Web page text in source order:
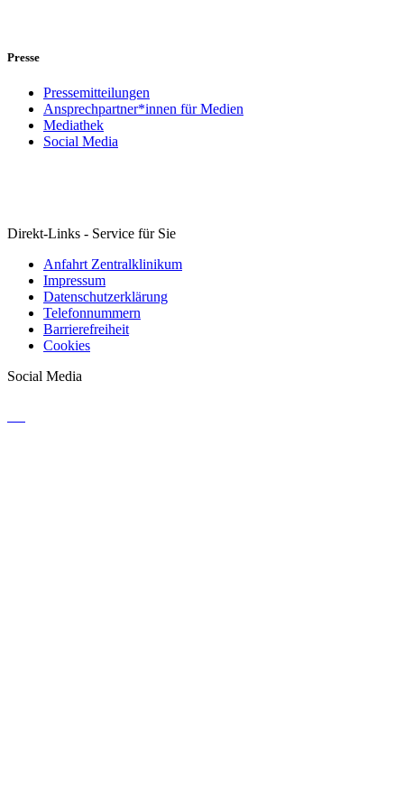
Presse
Pressemitteilungen
Ansprechpartner*innen für Medien
Mediathek
Social Media
Direkt-Links - Service für Sie
Anfahrt Zentralklinikum
Impressum
Datenschutzerklärung
Telefonnummern
Barrierefreiheit
Cookies
Social Media